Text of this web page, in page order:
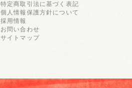
特定商取引法に基づく表記
個人情報保護方針について
採用情報
お問い合わせ
サイトマップ